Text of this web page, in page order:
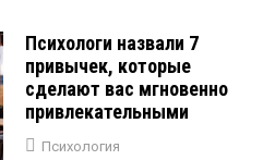
Психологи назвали 7
привычек, которые
сделают вас мгновенно
привлекательными
Психология